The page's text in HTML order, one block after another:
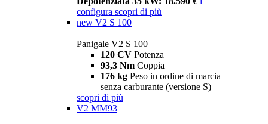
configura scopri di più
new V2 S 100
Panigale V2 S 100
120 CV Potenza
93,3 Nm Coppia
176 kg Peso in ordine di marcia
senza carburante (versione S)
scopri di più
V2 MM93